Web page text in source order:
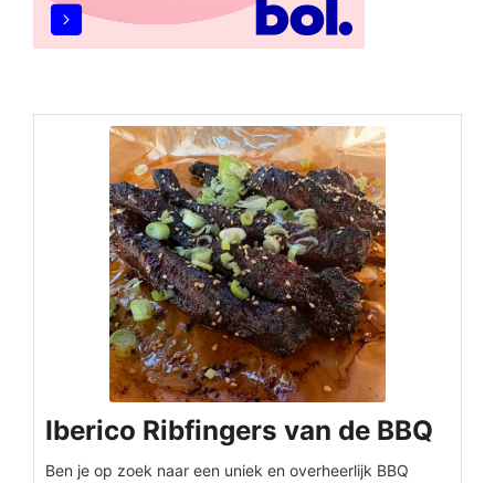
Iberico Ribfingers van de BBQ
Ben je op zoek naar een uniek en overheerlijk BBQ